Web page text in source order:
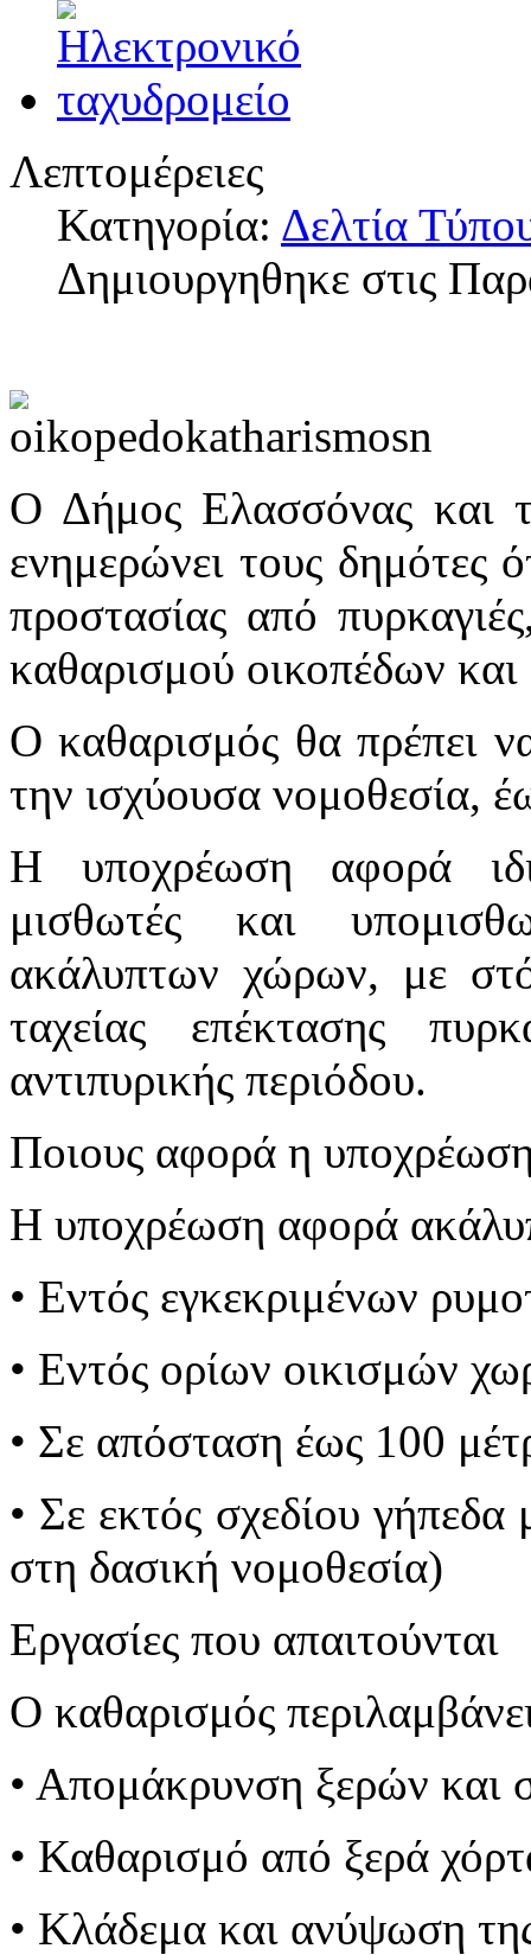
Λεπτομέρειες
Κατηγορία: Δελτία
Δημιουργηθηκε στις
Ο Δήμος Ελασσόνας και
ενημερώνει τους δημότες
προστασίας από
καθαρισμού οικοπέδων
Ο καθαρισμός θα πρέπει
την ισχύουσα νομοθεσία,
Η υποχρέωση αφορά
μισθωτές και
ακάλυπτων χώρων, με
ταχείας επέκτασης
αντιπυρικής περιόδου.
Ποιους αφορά η
Η υποχρέωση αφορά
• Εντός εγκεκριμένων
• Εντός ορίων οικισμών
• Σε απόσταση έως 100
• Σε εκτός σχεδίου
στη δασική νομοθεσία)
Εργασίες που απαιτούνται
Ο καθαρισμός
• Απομάκρυνση ξερών και
• Καθαρισμό από ξερά
• Κλάδεμα και ανύψωση